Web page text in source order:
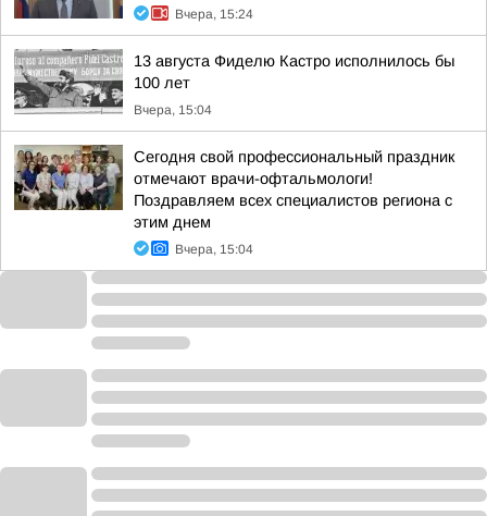
Вчера, 15:24
13 августа Фиделю Кастро исполнилось бы
100 лет
Вчера, 15:04
Сегодня свой профессиональный праздник
отмечают врачи-офтальмологи!
Поздравляем всех специалистов региона с
этим днем
Вчера, 15:04